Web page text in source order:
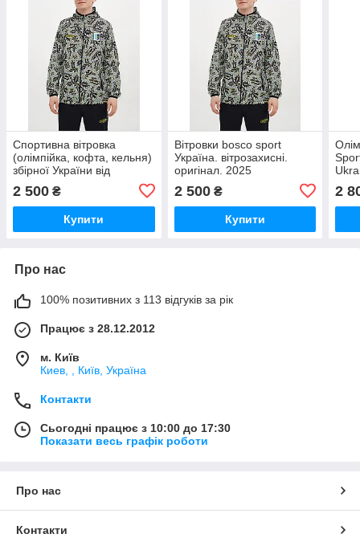
Спортивна вітровка
(олімпійка, кофта, кельня)
збірної України від
(classic) Bosco
2 500 ₴
Купити
Вітровки bosco sport
Україна. вітрозахисні.
оригінал. 2025
2 500₴
Купити
2
Про нас
100% позитивних з 113 відгуків за рік
Працює з 28.12.2012
м. Київ
Киев, , Київ, Україна
Контакти
Сьогодні працює з 10:00 до 17:30
Показати весь графік роботи
Про нас
Контакти